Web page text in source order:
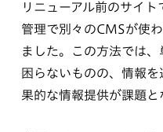
リニューアル前のサイ
管理で別々のCMSが使
ました。この方法では
困らないものの、情報
果的な情報提供が課題と